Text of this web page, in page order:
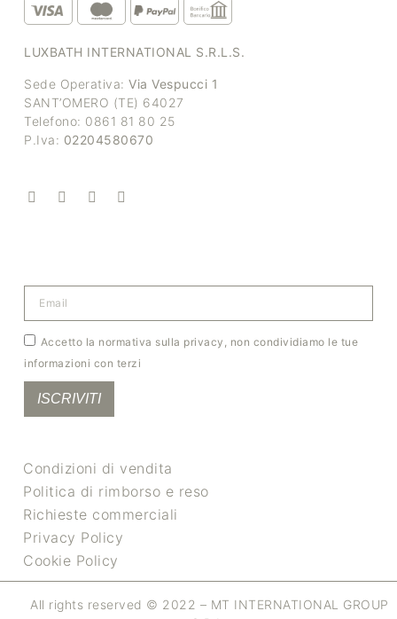
LUXBATH INTERNATIONAL S.R.L.S.
Sede Operativa: Via Vespucci 1
SANT’OMERO (TE) 64027
Telefono: 0861 81 80 25
P.Iva: 02204580670
Accetto la normativa sulla privacy, non condividiamo le tue
informazioni con terzi
ISCRIVITI
Condizioni di vendita
Politica di rimborso e reso
Richieste commerciali
Privacy Policy
Cookie Policy
All rights reserved © 2022 – MT INTERNATIONAL GROUP